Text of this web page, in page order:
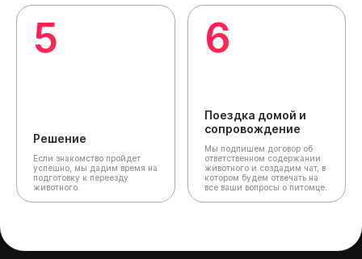
5
Решение
Если знакомство пройдет
успешно, мы дадим время на
подготовку к переезду
животного.
6
Поездка домой и
сопровождение
Мы подпишем договор об
ответственном содержании
животного и создадим чат, в
котором будем отвечать на
все ваши вопросы о питомце.